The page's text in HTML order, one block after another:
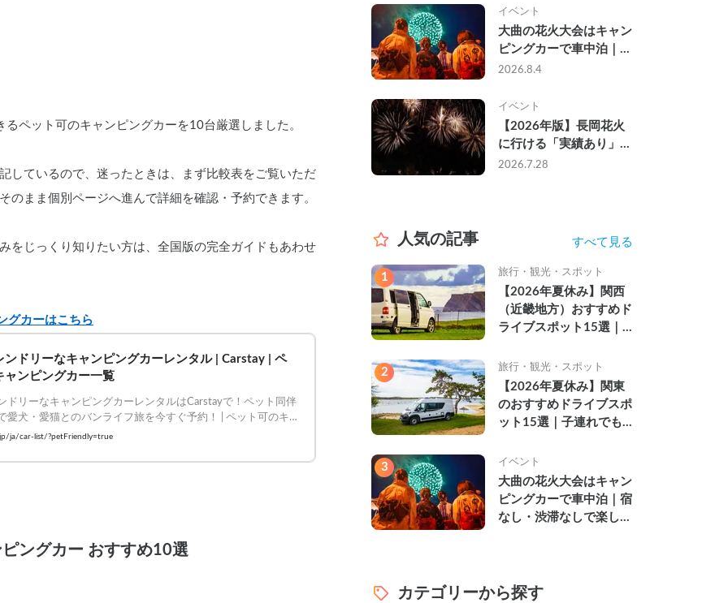
ペット可のキャンピングカーを10台厳選しました。
しているので、迷ったときは、まず比較表をご覧いただ
まま個別ページへ進んで詳細を確認・予約できます。
をじっくり知りたい方は、全国版の完全ガイドもあわせ
グカーはこちら
ンドリーなキャンピングカーレンタル | Carstay | ペ
ャンピングカー一覧
ドリーなキャンピングカーレンタルはCarstayで！ペット同伴
愛犬・愛猫とのバンライフ旅を今すぐ予約！ | ペット可のキ
ー一覧
ja/car-list/?petFriendly=true
ングカー おすすめ10選
組の記録
イベント
大曲の花火大会はキャン
ピングカーで車中泊｜宿
なし・渋滞なしで楽しむ
2026.8.4
イベント
【2026年版】長岡花火
に行ける「実績あり」の
キャンピングカー3選｜
2026.7.28
人気の記事 すべて見る
1 旅行・観光・スポット
【2026年夏休み】関西
（近畿地方）おすすめド
ライブスポット15選｜
名所を紹介
2 旅行・観光・スポット
【2026年夏休み】関東
のおすすめドライブスポ
ット15選｜子連れでも
ルメ・温泉を徹底解説
3 イベント
大曲の花火大会はキャン
ピングカーで車中泊｜宿
なし・渋滞なしで楽しむ
カテゴリーから探す